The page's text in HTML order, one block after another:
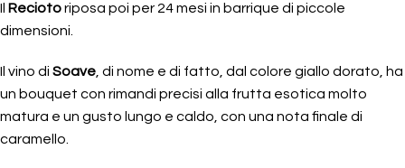
Il Reciotoriposa poi per 24 mesi in barrique di piccole
dimensioni.
Il vino di Soave , di nome e di fatto, dal colore giallo dorato, ha
un bouquet con rimandi precisi alla frutta esotica molto
matura e un gusto lungo e caldo, con una nota finale di
caramello.